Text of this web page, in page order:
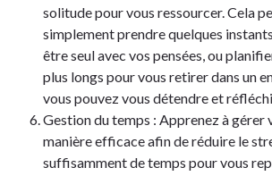
solitude pour vous ressourcer. Cela
simplement prendre quelques
être seul avec vos pensées, ou
plus longs pour vous retirer dans un
vous pouvez vous détendre et
Gestion du temps : Apprenez à gérer
manière efficace afin de réduire le
suffisamment de temps pour vous